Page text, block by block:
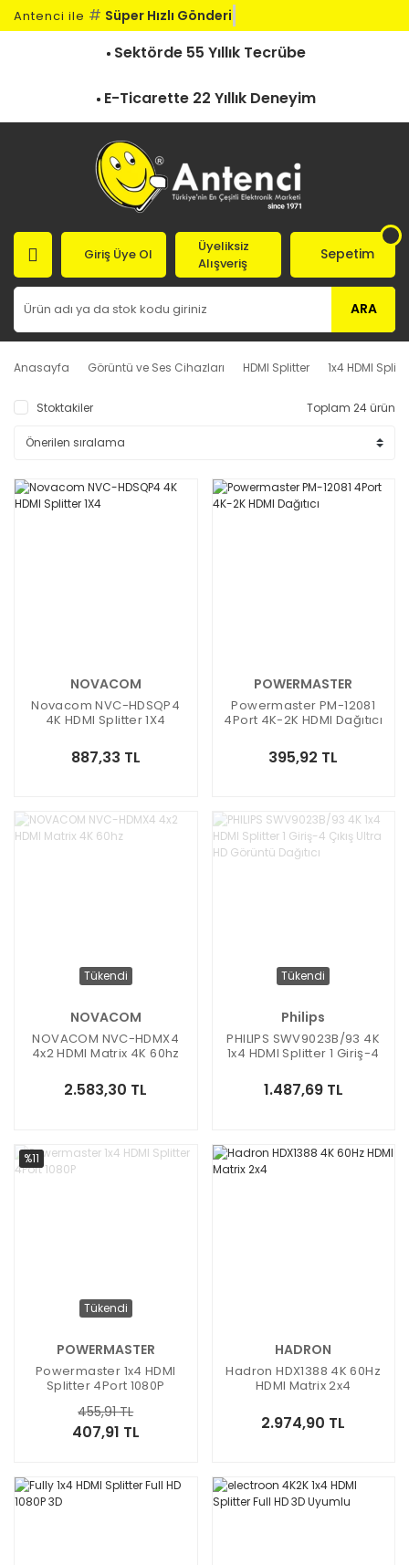
Antenci ile # Süper Hızlı Gönderi
Sektörde 55 Yıllık Tecrübe
E-Ticarette 22 Yıllık Deneyim
ARA
Giriş Üye Ol
Üyeliksiz
Alışveriş
Sepetim
Anasayfa Görüntü ve Ses Cihazları HDMI Splitter 1x4 HDMI
Stoktakiler Toplam 24 ürün
NOVACOM
Novacom NVC-HDSQP4
4K HDMI Splitter 1X4
887,33 TL
POWERMASTER
Powermaster PM-12081
4Port 4K-2K HDMI Dağıtıcı
395,92 TL
Tükendi
NOVACOM
NOVACOM NVC-HDMX4
4x2 HDMI Matrix 4K 60hz
2.583,30 TL
Tükendi
Philips
PHILIPS SWV9023B/93 4K
1x4 HDMI Splitter 1 Giriş-4
Dağıtıcı
1.487,69 TL
%11
Tükendi
POWERMASTER
Powermaster 1x4 HDMI
Splitter 4Port 1080P
407,91 TL
455,91 TL
HADRON
Hadron HDX1388 4K 60Hz
HDMI Matrix 2x4
2.974,90 TL